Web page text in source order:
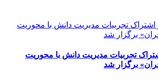
تجربیات مدیریت دانش با محوریت
برگزار شد